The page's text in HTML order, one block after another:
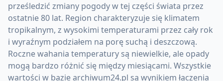
prześledzić zmiany pogody w tej części świata przez
ostatnie 80 lat. Region charakteryzuje się klimatem
tropikalnym, z wysokimi temperaturami przez cały rok
i wyraźnym podziałem na porę suchą i deszczową.
Roczne wahania temperatury są niewielkie, ale opady
mogą bardzo różnić się między miesiącami. Wszystkie
wartości w bazie archiwum24.pl są wynikiem łączenia